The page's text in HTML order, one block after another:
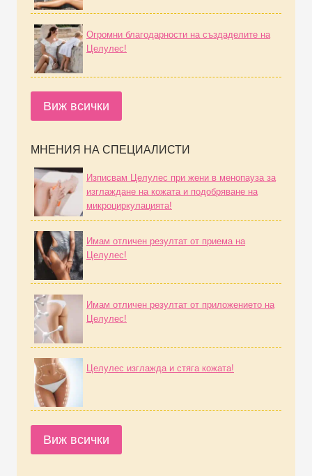
Огромни благодарности на създаделите на
Целулес!
Виж всички
МНЕНИЯ НА СПЕЦИАЛИСТИ
Изписвам Целулес при жени в менопауза за
изглаждане на кожата и подобряване на
микроциркулацията!
Имам отличен резултат от приема на
Целулес!
Имам отличен резултат от приложението на
Целулес!
Целулес изглажда и стяга кожата!
Виж всички